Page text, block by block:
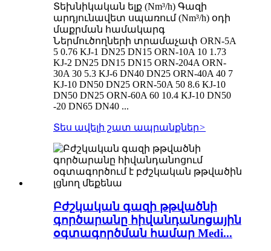
Տեխնիկական ելք (Nm³/h) Գազի
արդյունավետ սպառում (Nm³/h) օդի
մաքրման համակարգ
Ներմուծողների տրամաչափ ORN-5A
5 0.76 KJ-1 DN25 DN15 ORN-10A 10 1.73
KJ-2 DN25 DN15 DN15 ORN-204A ORN-
30A 30 5.3 KJ-6 DN40 DN25 ORN-40A 40 7
KJ-10 DN50 DN25 ORN-50A 50 8.6 KJ-10
DN50 DN25 ORN-60A 60 10.4 KJ-10 DN50
-20 DN65 DN40 ...
Տես ավելի շատ ապրանքներ>
Բժշկական գազի թթվածնի
գործարանը հիվանդանոցային
օգտագործման համար Medi...